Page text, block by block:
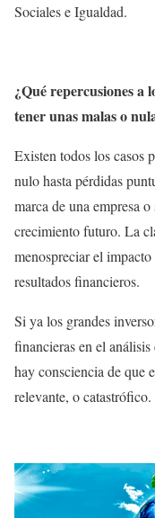
Sociales e Igualdad.
¿Qué repercusiones a
tener unas malas o
Existen todos los casos
nulo hasta pérdidas
marca de una empresa
crecimiento futuro. La
menospreciar el
resultados financieros.
Si ya los grandes
financieras en el
hay consciencia de que
relevante, o catastrófico.